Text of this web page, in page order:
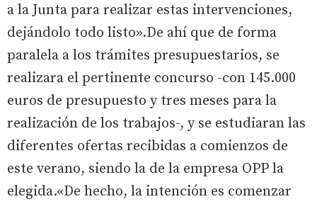
a la Junta para realizar estas intervenciones,
dejándolo todo listo».De ahí que de forma
paralela a los trámites presupuestarios, se
realizara el pertinente concurso -con 145.000
euros de presupuesto y tres meses para la
realización de los trabajos-, y se estudiaran las
diferentes ofertas recibidas a comienzos de
este verano, siendo la de la empresa OPP la
elegida.«De hecho, la intención es comenzar